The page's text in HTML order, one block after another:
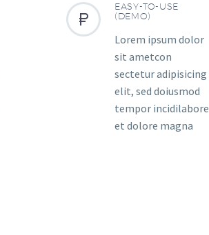


EASY-TO-USE
(DEMO)
Lorem ipsum dolor
sit ametcon
sectetur adipisicing
elit, sed doiusmod
tempor incidilabore
et dolore magna